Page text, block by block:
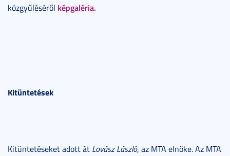
közgyűléséről képgaléria.
Kitüntetések
Kitüntetéseket adott át Lovász László, az MTA elnöke. Az MTA